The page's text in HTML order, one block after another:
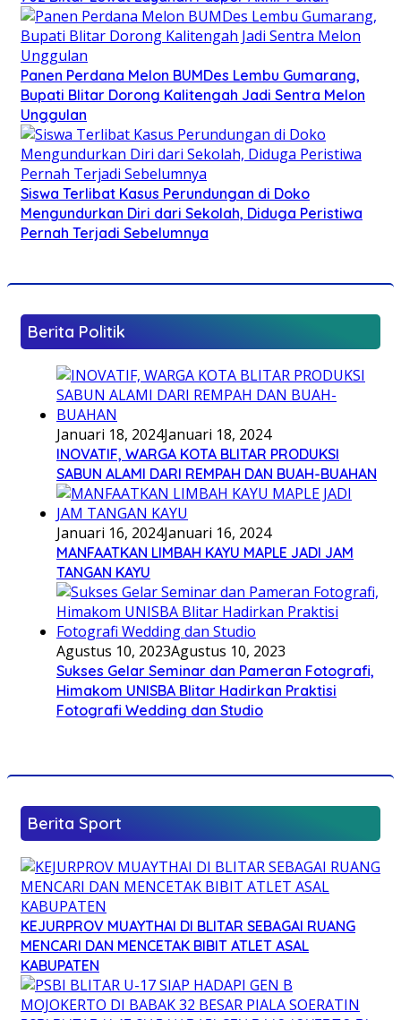
Panen Perdana Melon BUMDes Lembu Gumarang,
Bupati Blitar Dorong Kalitengah Jadi Sentra Melon
Unggulan
Siswa Terlibat Kasus Perundungan di Doko
Mengundurkan Diri dari Sekolah, Diduga Peristiwa
Pernah Terjadi Sebelumnya
Berita Politik
Januari 18, 2024Januari 18, 2024
INOVATIF, WARGA KOTA BLITAR PRODUKSI
SABUN ALAMI DARI REMPAH DAN BUAH-BUAHAN
Januari 16, 2024Januari 16, 2024
MANFAATKAN LIMBAH KAYU MAPLE JADI JAM
TANGAN KAYU
Agustus 10, 2023Agustus 10, 2023
Sukses Gelar Seminar dan Pameran Fotografi,
Himakom UNISBA Blitar Hadirkan Praktisi
Fotografi Wedding dan Studio
Berita Sport
KEJURPROV MUAYTHAI DI BLITAR SEBAGAI RUANG
MENCARI DAN MENCETAK BIBIT ATLET ASAL
KABUPATEN